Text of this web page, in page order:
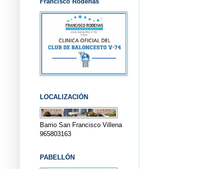
LOCALIZACIÓN
Barrio San Francisco Villena
965803163
PABELLÓN